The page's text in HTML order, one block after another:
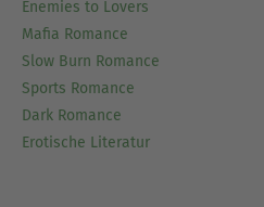
Enemies to Lovers
Mafia Romance
Slow Burn Romance
Sports Romance
Dark Romance
Erotische Literatur